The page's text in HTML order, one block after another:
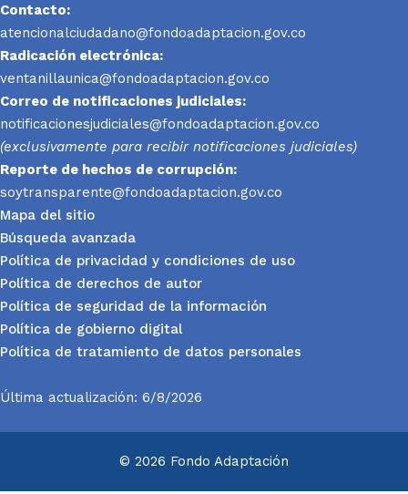
Contacto:
atencionalciudadano@fondoadaptacion.gov.co
Radicación electrónica:
ventanillaunica@fondoadaptacion.gov.co
Correo de notificaciones judiciales:
notificacionesjudiciales@fondoadaptacion.gov.co
(exclusivamente para recibir notificaciones judiciales)
Reporte de hechos de corrupción:
soytransparente@fondoadaptacion.gov.co
Mapa del sitio
Búsqueda avanzada
Política de privacidad y condiciones de uso
Política de derechos de autor
Política de seguridad de la información
Política de gobierno digital
Política de tratamiento de datos personales
Última actualización: 6/8/2026
© 2026 Fondo Adaptación